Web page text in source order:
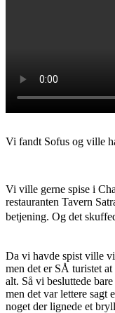
Vi fandt Sofus og ville
Vi ville gerne spise i
restauranten Tavern
betjening. Og det
Da vi havde spist ville
men det er SÅ turistet
alt. Så vi besluttede
men det var lettere sagt
noget der lignede et